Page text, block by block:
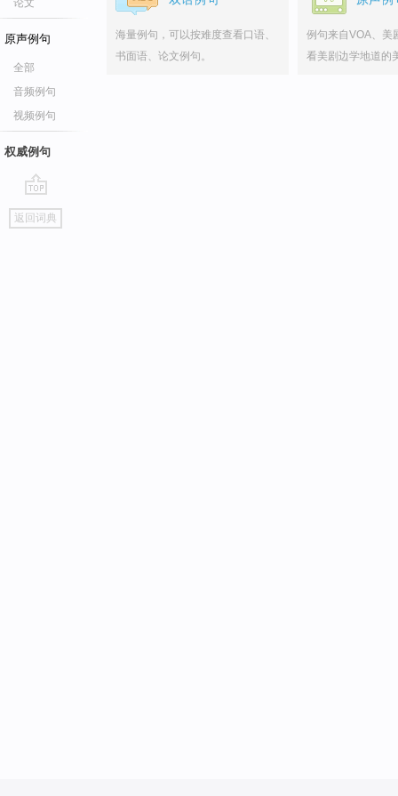
论文
原声例句
全部
音频例句
视频例句
权威例句
go
top
返回词典
海量例句，可以按难度查看口语、
书面语、论文例句。
例句来自VOA、美
看美剧边学地道的